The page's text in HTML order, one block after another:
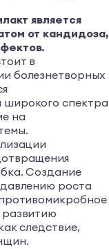
является
от кандидоза,
в
болезнетворных
спектра
на
Создание
роста
следствие,